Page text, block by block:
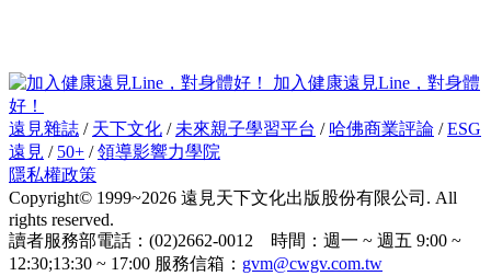
加入健康遠見Line，對身體
好！
遠見雜誌 / 天下文化 / 未來親子學習平台 / 哈佛商業評論 /ESG
遠見 / 50+ /領導影響力學院
隱私權政策
Copyright© 1999~2026 遠見天下文化出版股份有限公司. All
rights reserved.
讀者服務部電話：(02)2662-0012 時間：週一 ~ 週五 9:00 ~
12:30;13:30 ~ 17:00 服務信箱： gvm@cwgv.com.tw